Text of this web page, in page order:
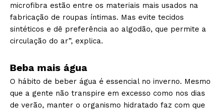
microfibra estão entre os materiais mais usados na
fabricação de roupas íntimas. Mas evite tecidos
sintéticos e dê preferência ao algodão, que permite a
circulação do ar”, explica.
Beba mais água
O hábito de beber água é essencial no inverno. Mesmo
que a gente não transpire em excesso como nos dias
de verão, manter o organismo hidratado faz com que